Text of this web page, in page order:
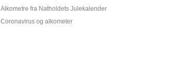
Alkometre fra Natholdets Julekalender
Coronavirus og alkometer